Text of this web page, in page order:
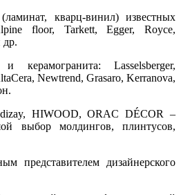
кварц-винил) известных
floor, Tarkett, Egger, Royce,
др.
керамогранита: Lasselsberger,
Newtrend, Grasaro, Kerranova,
dizay, HIWOOD, ОRAC DÉCOR –
выбор молдингов, плинтусов,
представителем дизайнерского